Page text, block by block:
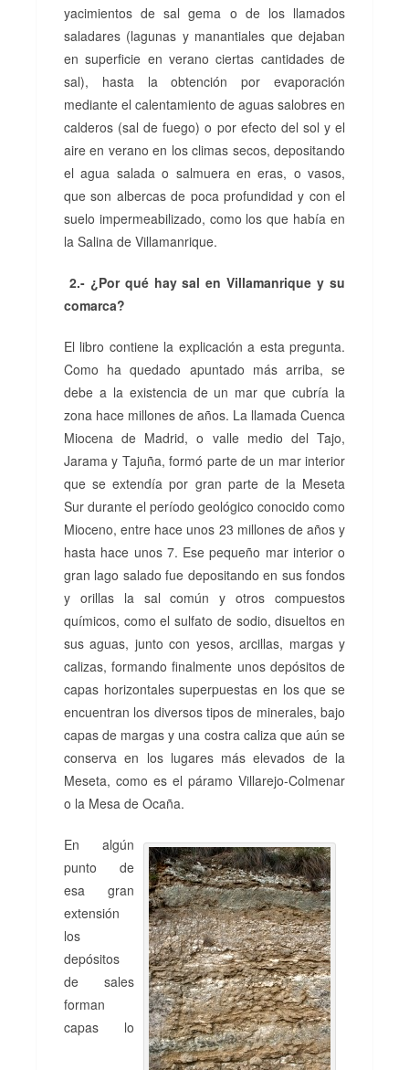
yacimientos de sal gema o de los llamados
saladares (lagunas y manantiales que dejaban
en superficie en verano ciertas cantidades de
sal), hasta la obtención por evaporación
mediante el calentamiento de aguas salobres en
calderos (sal de fuego) o por efecto del sol y el
aire en verano en los climas secos, depositando
el agua salada o salmuera en eras, o vasos,
que son albercas de poca profundidad y con el
suelo impermeabilizado, como los que había en
la Salina de Villamanrique.
2.- ¿Por qué hay sal en Villamanrique y su
comarca?
El libro contiene la explicación a esta pregunta.
Como ha quedado apuntado más arriba, se
debe a la existencia de un mar que cubría la
zona hace millones de años. La llamada Cuenca
Miocena de Madrid, o valle medio del Tajo,
Jarama y Tajuña, formó parte de un mar interior
que se extendía por gran parte de la Meseta
Sur durante el período geológico conocido como
Mioceno, entre hace unos 23 millones de años y
hasta hace unos 7. Ese pequeño mar interior o
gran lago salado fue depositando en sus fondos
y orillas la sal común y otros compuestos
químicos, como el sulfato de sodio, disueltos en
sus aguas, junto con yesos, arcillas, margas y
calizas, formando finalmente unos depósitos de
capas horizontales superpuestas en los que se
encuentran los diversos tipos de minerales, bajo
capas de margas y una costra caliza que aún se
conserva en los lugares más elevados de la
Meseta, como es el páramo Villarejo-Colmenar
o la Mesa de Ocaña.
En algún
punto de
esa gran
extensión
los
depósitos
de sales
forman
capas lo